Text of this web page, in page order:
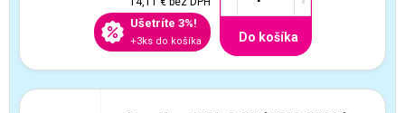
Ušetríte 3%!
+3ks do košíka Do košíka